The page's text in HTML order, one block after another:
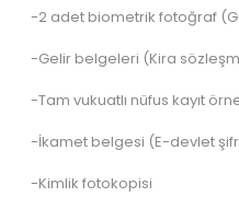
-2 adet biometrik fotoğraf
-Gelir belgeleri (Kira
-Tam vukuatlı nüfus kayıt
-İkamet belgesi (E-devlet
-Kimlik fotokopisi